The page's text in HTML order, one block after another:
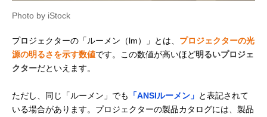
Photo by iStock
プロジェクターの「ルーメン（lm）」とは、 プロジェクターの光
源の明るさを示す数値です。この数値が高いほど明るいプロジェ
クターだといえます。
ただし、同じ「ルーメン」でも 「ANSIルーメン」 と表記されて
いる場合があります。プロジェクターの製品カタログには、製品